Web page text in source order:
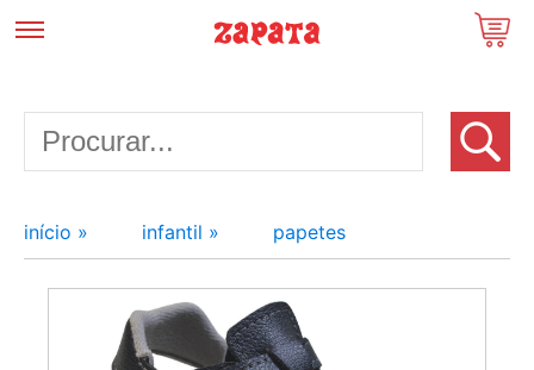
início » infantil » papetes